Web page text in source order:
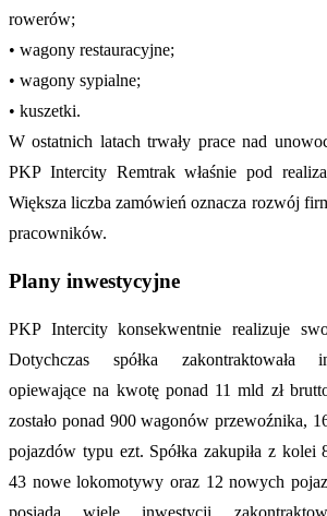
rowerów;
• wagony restauracyjne;
• wagony sypialne;
• kuszetki.
W ostatnich latach trwały prace nad
PKP Intercity Remtrak właśnie pod
Większa liczba zamówień oznacza rozwój
pracowników.
Plany inwestycyjne
PKP Intercity konsekwentnie realizuje
Dotychczas spółka zakontraktowała
opiewające na kwotę ponad 11 mld zł
zostało ponad 900 wagonów przewoźnika,
pojazdów typu ezt. Spółka zakupiła z kolei
43 nowe lokomotywy oraz 12 nowych
posiada wiele inwestycji